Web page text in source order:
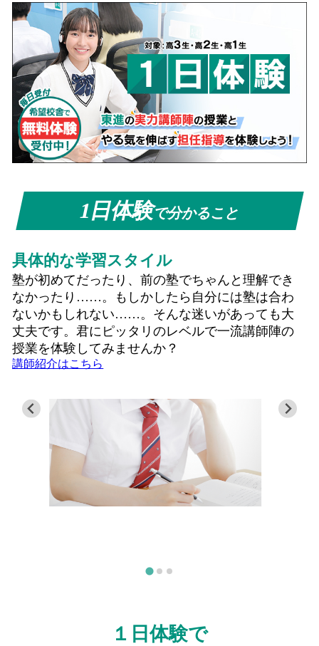
1日体験で分かること
具体的な学習スタイル
塾が初めてだったり、前の塾でちゃんと理解でき
なかったり……。もしかしたら自分には塾は合わ
ないかもしれない……。そんな迷いがあっても大
丈夫です。君にピッタリのレベルで一流講師陣の
授業を体験してみませんか？
講師紹介はこちら
１日体験で